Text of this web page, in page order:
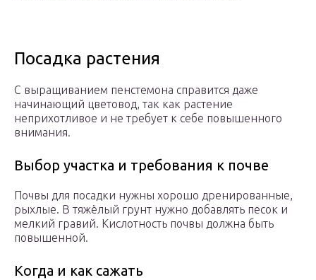
Посадка растения
С выращиванием пенстемона справится даже
начинающий цветовод, так как растение
неприхотливое и не требует к себе повышенного
внимания.
Выбор участка и требования к почве
Почвы для посадки нужны хорошо дренированные,
рыхлые. В тяжёлый грунт нужно добавлять песок и
мелкий гравий. Кислотность почвы должна быть
повышенной.
Когда и как сажать